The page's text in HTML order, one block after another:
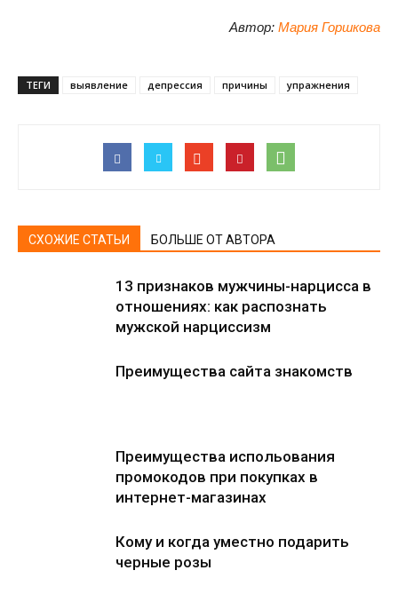
Автор: Мария Горшкова
ТЕГИ выявление депрессия причины упражнения
СХОЖИЕ СТАТЬИ БОЛЬШЕ ОТ АВТОРА
13 признаков мужчины-нарцисса в
отношениях: как распознать
мужской нарциссизм
Преимущества сайта знакомств
Преимущества испольования
промокодов при покупках в
интернет-магазинах
Кому и когда уместно подарить
черные розы